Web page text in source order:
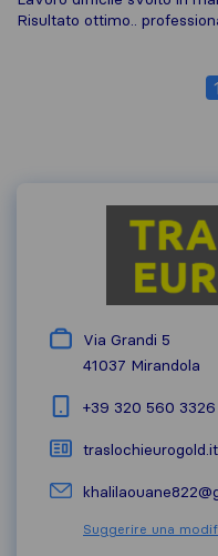
Risultato ottimo..
1
Via Grandi 5
41037 Mirandola
+39 320 560 3326
traslochieurogold.it
Suggerire una